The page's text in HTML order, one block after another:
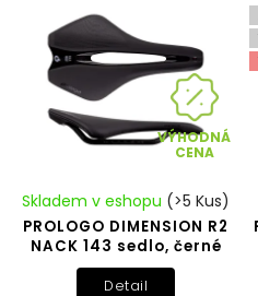
VÝHODNÁ
CENA
PROLOGO DIMENSION R2
NACK 143 sedlo, černé
Skladem v eshopu (>5 Kus)
Detail